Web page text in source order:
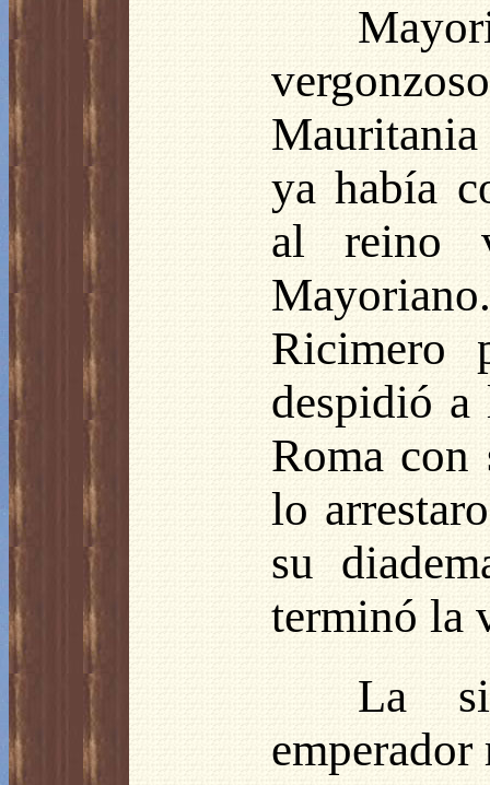
ya había
al reino
Ricimero
despidió a
Roma con
lo
su
terminó la
La